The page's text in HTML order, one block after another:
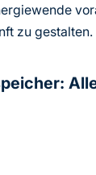
zu gestalten.